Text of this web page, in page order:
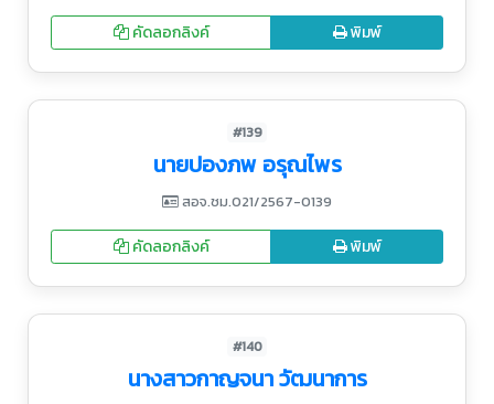
คัดลอกลิงค์ พิมพ์
#139
นายปองภพ อรุณไพร
สอจ.ชม.021/2567-0139
คัดลอกลิงค์ พิมพ์
#140
นางสาวกาญจนา วัฒนาการ